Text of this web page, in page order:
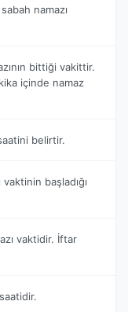
namazı
bittiği vakittir.
içinde namaz
belirtir.
başladığı
vaktidir. İftar